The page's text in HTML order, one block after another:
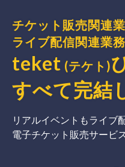
チケット販売関連業
ライブ配信関連業務
teket (テケト)
すべて完結
リアルイベントもライブ
電子チケット販売サービ